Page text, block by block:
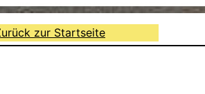
zur Startseite